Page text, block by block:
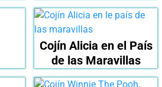
Cojín Alicia en el País
de las Maravillas